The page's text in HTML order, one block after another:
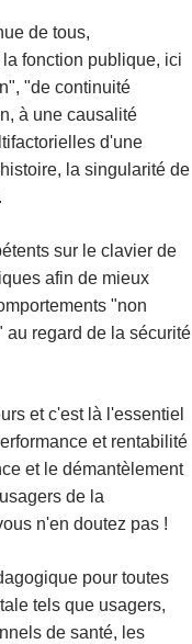
de tous,
fonction publique, ici
"de continuité
à une causalité
d'une
la singularité de
sur le clavier de
afin de mieux
"non
regard de la sécurité
et c'est là l'essentiel
et rentabilité
et le démantèlement
de la
n'en doutez pas !
pour toutes
tels que usagers,
de santé, les